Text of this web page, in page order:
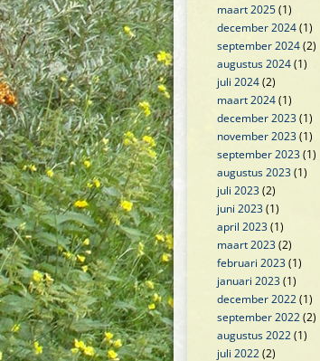
maart 2025(1)
december 2024(1)
september 2024(2)
augustus 2024(1)
juli 2024(2)
maart 2024(1)
december 2023(1)
november 2023(1)
september 2023(1)
augustus 2023(1)
juli 2023(2)
juni 2023(1)
april 2023(1)
maart 2023(2)
februari 2023(1)
januari 2023(1)
december 2022(1)
september 2022(2)
augustus 2022(1)
juli 2022(2)